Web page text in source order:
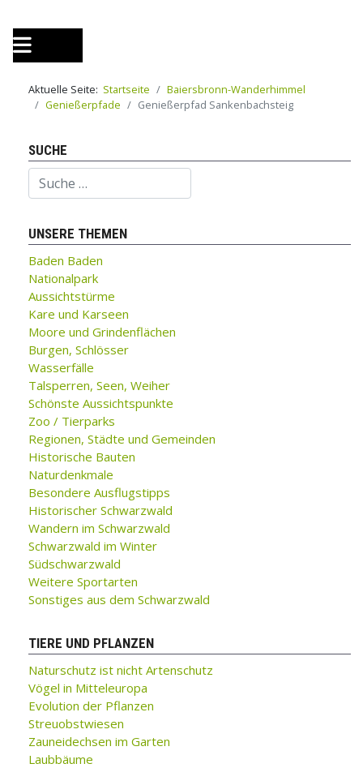
Aktuelle Seite: Startseite
Baiersbronn-Wanderhimmel
Genießerpfade
Genießerpfad Sankenbachsteig
SUCHE
Suchen
UNSERE THEMEN
Baden Baden
Nationalpark
Aussichtstürme
Kare und Karseen
Moore und Grindenflächen
Burgen, Schlösser
Wasserfälle
Talsperren, Seen, Weiher
Schönste Aussichtspunkte
Zoo / Tierparks
Regionen, Städte und Gemeinden
Historische Bauten
Naturdenkmale
Besondere Ausflugstipps
Historischer Schwarzwald
Wandern im Schwarzwald
Schwarzwald im Winter
Südschwarzwald
Weitere Sportarten
Sonstiges aus dem Schwarzwald
TIERE UND PFLANZEN
Naturschutz ist nicht Artenschutz
Vögel in Mitteleuropa
Evolution der Pflanzen
Streuobstwiesen
Zauneidechsen im Garten
Laubbäume